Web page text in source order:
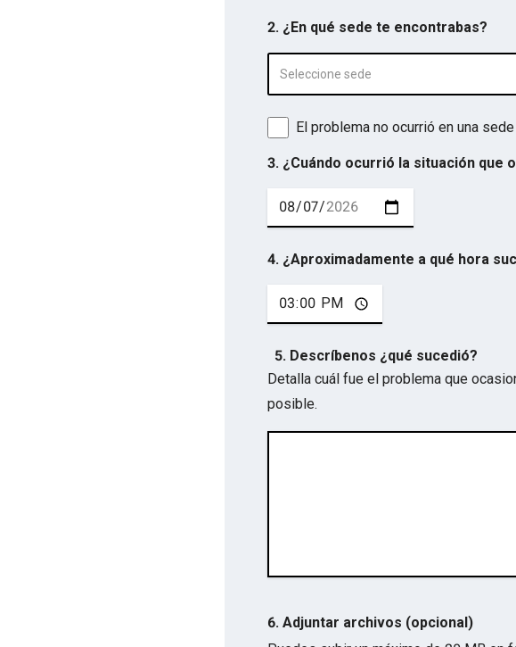
2. ¿En qué sede te encontrabas?
Seleccione sede
El problema no ocurrió en una
3. ¿Cuándo ocurrió la situación que
4. ¿Aproximadamente a qué hora
5. Descríbenos ¿qué sucedió?
Detalla cuál fue el problema que
posible.
6. Adjuntar archivos (opcional)